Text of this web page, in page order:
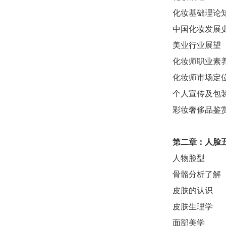
化妆基础理论
中国化妆发展
美业行业展望
化妆师职业素
化妆师市场定
个人宣传及包
彩妆奢侈品鉴
第二章： 人脸
人物脸型
骨骼分析了解
皮肤的认识
皮肤生理学
面部美学